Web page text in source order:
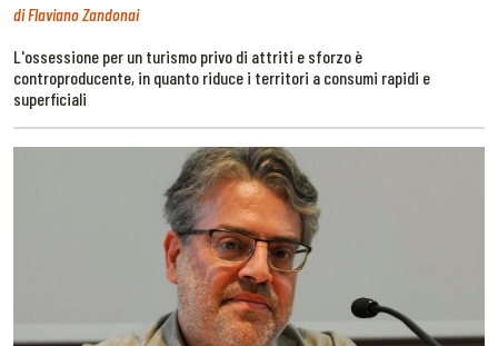
di Flaviano Zandonai
L'ossessione per un turismo privo di attriti e sforzo è
controproducente, in quanto riduce i territori a consumi rapidi e
superficiali